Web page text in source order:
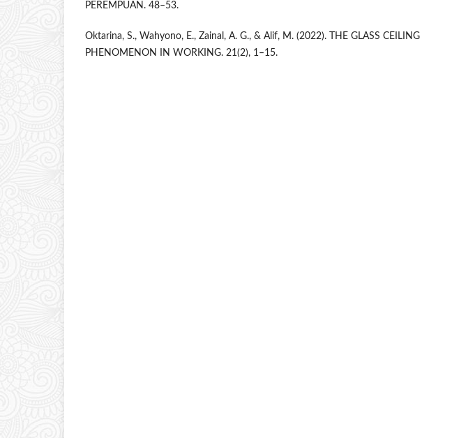
PEREMPUAN. 48–53.
Oktarina, S., Wahyono, E., Zainal, A. G., & Alif, M. (2022). THE GLASS CEILING
PHENOMENON IN WORKING. 21(2), 1–15.